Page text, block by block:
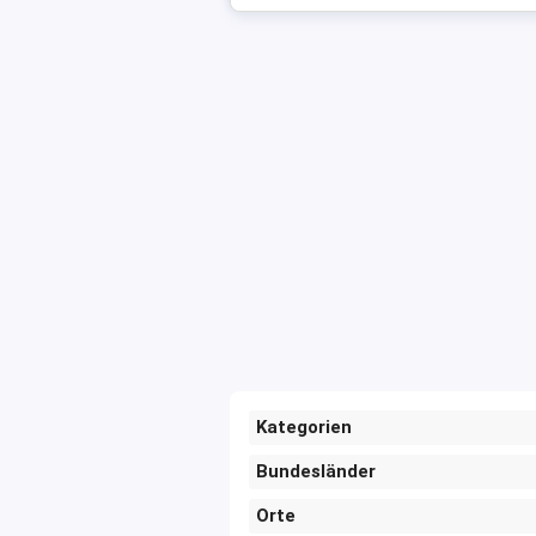
Kategorien
Bundesländer
Orte